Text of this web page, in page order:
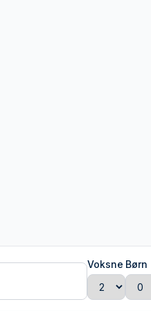
Voksne Børn